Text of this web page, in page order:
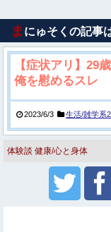
ま にゅそくの記事
【症状アリ】29
俺を慰めるスレ
2023/6/3 生活/雑学系
体験談 健康/心と身体